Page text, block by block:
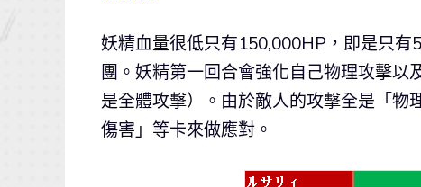
妖精血量很低只有150,000HP，即是只
團。妖精第一回合會強化自己物理攻擊
是全體攻擊）。由於敵人的攻擊全是「物
傷害」等卡來做應對。